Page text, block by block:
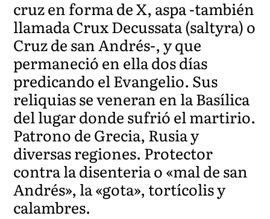
cruz en forma de X, aspa -también
llamada Crux Decussata (saltyra) o
Cruz de san Andrés-, y que
permaneció en ella dos días
predicando el Evangelio. Sus
reliquias se veneran en la Basílica
del lugar donde sufrió el martirio.
Patrono de Grecia, Rusia y
diversas regiones. Protector
contra la disenteria o «mal de san
Andrés», la «gota», tortícolis y
calambres.